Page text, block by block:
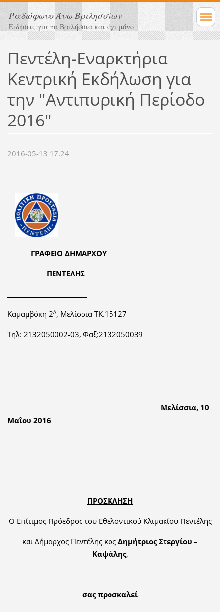
Ραδιόφωνο Άνω Βριλησσίων
Ειδήσεις για τα Βριλήσσια και όχι μόνο
Πεντέλη-Εναρκτήρια
Κεντρική Εκδήλωση για
την "Αντιπυρική Περίοδο
2016"
2016-05-13 17:24
ΓΡΑΦΕΙΟ ΔΗΜΑΡΧΟΥ
ΠΕΝΤΕΛΗΣ
Καμαμβόκη 2Α, Μελίσσια ΤΚ.15127
Τηλ: 2132050002-03, Φαξ:2132050039
Μελίσσια, 10
Μαΐου 2016
ΠΡΟΣΚΛΗΣΗ
Ο Επίτιμος Πρόεδρος του Εθελοντικού Κλιμακίου Πεντέλης
και Δήμαρχος Πεντέλης κος Δημήτριος Στεργίου –
Καψάλης,
σας προσκαλεί